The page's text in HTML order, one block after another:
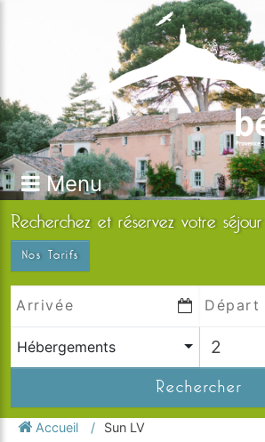
Menu
Recherchez et réservez votre séjour
Nos Tarifs
Hébergements
Rechercher
Accueil Sun LV